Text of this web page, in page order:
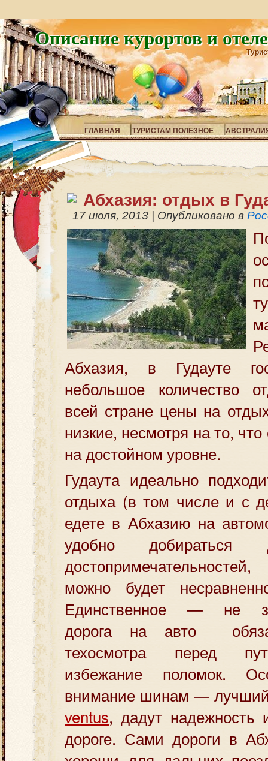
Описание курортов и
ГЛАВНАЯ ТУРИСТАМ ПОЛЕЗНОЕ
Абхазия: отдых в
17 июля, 2013 Опубликовано в
Абхазия, в Гудауте
небольшое количество
всей стране цены на
низкие, несмотря на то,
на достойном уровне.
Гудаута идеально
отдыха (в том числе и с
едете в Абхазию на
удобно добираться
можно будет
Единственное — не
дорога на авто
техосмотра перед
избежание поломок.
внимание шинам —
ventus, дадут надежность
дороге. Сами дороги в